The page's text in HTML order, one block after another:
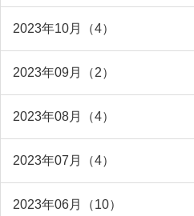
2023年10月（4）
2023年09月（2）
2023年08月（4）
2023年07月（4）
2023年06月（10）